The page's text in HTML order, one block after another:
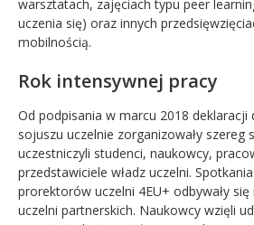
warsztatach, zajęciach typu peer
uczenia się) oraz innych
mobilnością.
Rok intensywnej pracy
Od podpisania w marcu 2018
sojuszu uczelnie zorganizowały szereg
uczestniczyli studenci, naukowcy,
przedstawiciele władz uczelni.
prorektorów uczelni 4EU+ odbywały
uczelni partnerskich. Naukowcy wzięli